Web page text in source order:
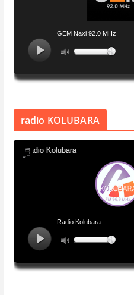
radio KOLUBARA